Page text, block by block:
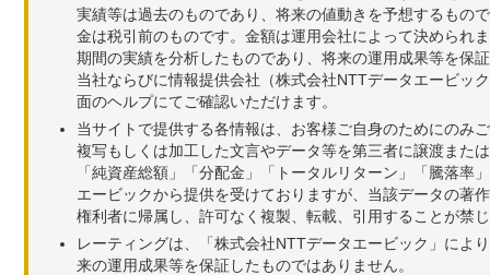
実績等は過去のものであり、将来の値動きを予想するもの
金は税引前のものです。金額は運用会社によって決められ
期間の実績を分析したものであり、将来の運用成果等を保
当社ならびに情報提供会社（株式会社NTTデータエービッ
面のヘルプにてご確認いただけます。
当サイトで提供する各情報は、お客様ご自身のためにのみ
複写もしくは加工した文言やデータ等を第三者に譲渡また
「純資産総額」「分配金」「トータルリターン」「騰落
エービックから提供を受けておりますが、当該データの著
権利者に帰属し、許可なく複製、転載、引用することが禁
レーティングは、「株式会社NTTデータエービック」によ
来の運用成果等を保証したものではありません。